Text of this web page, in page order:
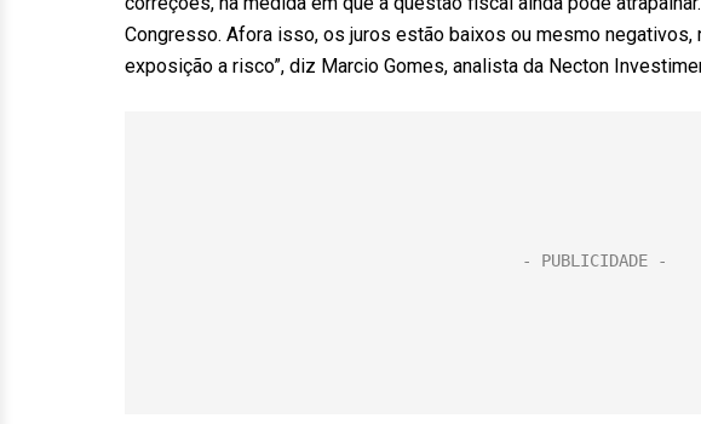
Congresso. Afora isso, os juros estão baixos ou mesmo negativos,
exposição a risco”, diz Marcio Gomes, analista da Necton